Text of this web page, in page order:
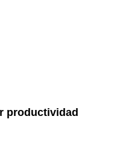
productividad